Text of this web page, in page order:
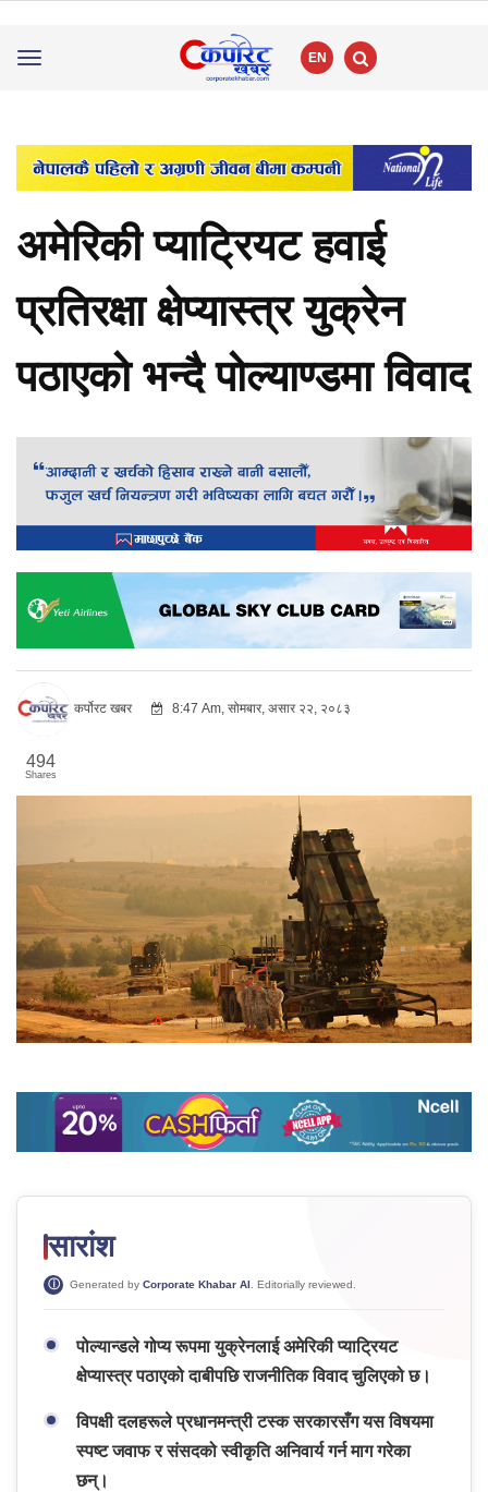
Toggle
EN
अमेरिकी प्याट्रियट हवाई
प्रतिरक्षा क्षेप्यास्त्र युक्रेन
पठाएको भन्दै पोल्याण्डमा विवाद
कर्पोरट खबर 8:47 Am, सोमबार, असार २२, २०८३
494
Shares
सारांश
Generated by Corporate Khabar AI . Editorially reviewed.
पोल्यान्डले गोप्य रूपमा युक्रेनलाई अमेरिकी प्याट्रियट
क्षेप्यास्त्र पठाएको दाबीपछि राजनीतिक विवाद चुलिएको छ।
विपक्षी दलहरूले प्रधानमन्त्री टस्क सरकारसँग यस विषयमा
स्पष्ट जवाफ र संसदको स्वीकृति अनिवार्य गर्न माग गरेका
छन्।